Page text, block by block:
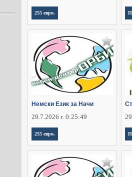
255 евро.
Немски Език за Начи
29.7.2026 г. 0:25:49
255 евро.